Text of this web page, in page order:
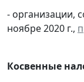
- организации,
ноябре 2020 г.,
Косвенные